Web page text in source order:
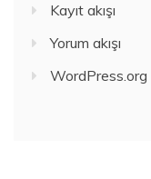
Kayıt akışı
Yorum akışı
WordPress.org